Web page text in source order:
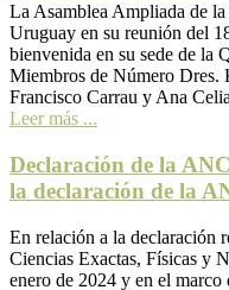
La Asamblea Ampliada de
Uruguay en su reunión del
bienvenida en su sede de la
Miembros de Número
Francisco Carrau y Ana
Leer más ...
Declaración de la
la declaración de la
En relación a la declaración
Ciencias Exactas, Físicas y
enero de 2024 y en el marco